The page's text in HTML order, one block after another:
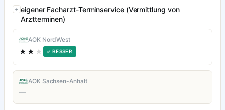
eigener Facharzt-Terminservice (Vermittlung von
Arztterminen)
AOK NordWest
★★ ★ ✓ BESSER
AOK Sachsen-Anhalt
—